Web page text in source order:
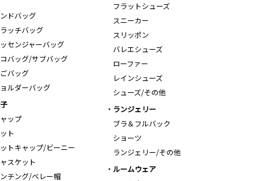
ドバッグ
ッチバッグ
センジャーバッグ
バッグ/サブバッグ
バッグ
ルダーバッグ
フラットシューズ
スニーカー
スリッポン
バレエシューズ
ローファー
レインシューズ
シューズ/その他
ップ
ト
トキャップ/ビーニー
スケット
チング/ベレー帽
ランジェリー
ブラ＆フルバック
ショーツ
ランジェリー/その他
ルームウェア